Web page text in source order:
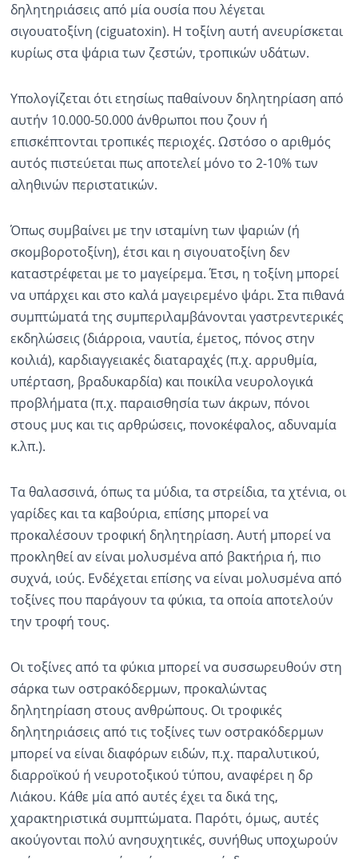
δηλητηριάσεις από μία ουσία που λέγεται
σιγουατοξίνη (ciguatoxin). Η τοξίνη αυτή ανευρίσκεται
κυρίως στα ψάρια των ζεστών, τροπικών υδάτων.
Υπολογίζεται ότι ετησίως παθαίνουν δηλητηρίαση από
αυτήν 10.000-50.000 άνθρωποι που ζουν ή
επισκέπτονται τροπικές περιοχές. Ωστόσο ο αριθμός
αυτός πιστεύεται πως αποτελεί μόνο το 2-10% των
αληθινών περιστατικών.
Όπως συμβαίνει με την ισταμίνη των ψαριών (ή
σκομβοροτοξίνη), έτσι και η σιγουατοξίνη δεν
καταστρέφεται με το μαγείρεμα. Έτσι, η τοξίνη μπορεί
να υπάρχει και στο καλά μαγειρεμένο ψάρι. Στα πιθανά
συμπτώματά της συμπεριλαμβάνονται γαστρεντερικές
εκδηλώσεις (διάρροια, ναυτία, έμετος, πόνος στην
κοιλιά), καρδιαγγειακές διαταραχές (π.χ. αρρυθμία,
υπέρταση, βραδυκαρδία) και ποικίλα νευρολογικά
προβλήματα (π.χ. παραισθησία των άκρων, πόνοι
στους μυς και τις αρθρώσεις, πονοκέφαλος, αδυναμία
κ.λπ.).
Τα θαλασσινά, όπως τα μύδια, τα στρείδια, τα χτένια, οι
γαρίδες και τα καβούρια, επίσης μπορεί να
προκαλέσουν τροφική δηλητηρίαση. Αυτή μπορεί να
προκληθεί αν είναι μολυσμένα από βακτήρια ή, πιο
συχνά, ιούς. Ενδέχεται επίσης να είναι μολυσμένα από
τοξίνες που παράγουν τα φύκια, τα οποία αποτελούν
την τροφή τους.
Οι τοξίνες από τα φύκια μπορεί να συσσωρευθούν στη
σάρκα των οστρακόδερμων, προκαλώντας
δηλητηρίαση στους ανθρώπους. Οι τροφικές
δηλητηριάσεις από τις τοξίνες των οστρακόδερμων
μπορεί να είναι διαφόρων ειδών, π.χ. παραλυτικού,
διαρροϊκού ή νευροτοξικού τύπου, αναφέρει η δρ
Λιάκου. Κάθε μία από αυτές έχει τα δικά της,
χαρακτηριστικά συμπτώματα. Παρότι, όμως, αυτές
ακούγονται πολύ ανησυχητικές, συνήθως υποχωρούν